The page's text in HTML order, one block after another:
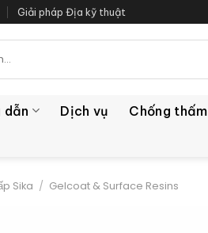
Giải pháp Địa kỹ thuật
dẫn Dịch vụ Chống thấm
Sika / Gelcoat & Surface Resins